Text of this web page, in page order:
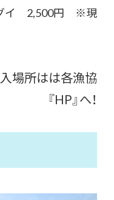
グイ 2,500円 ※現
場所はは各漁協
『HP』へ！